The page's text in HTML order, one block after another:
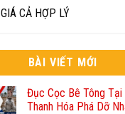
GIÁ CẢ HỢP LÝ
BÀI VIẾT MỚI
Đục Cọc Bê Tông Tại
Thanh Hóa Phá Dỡ